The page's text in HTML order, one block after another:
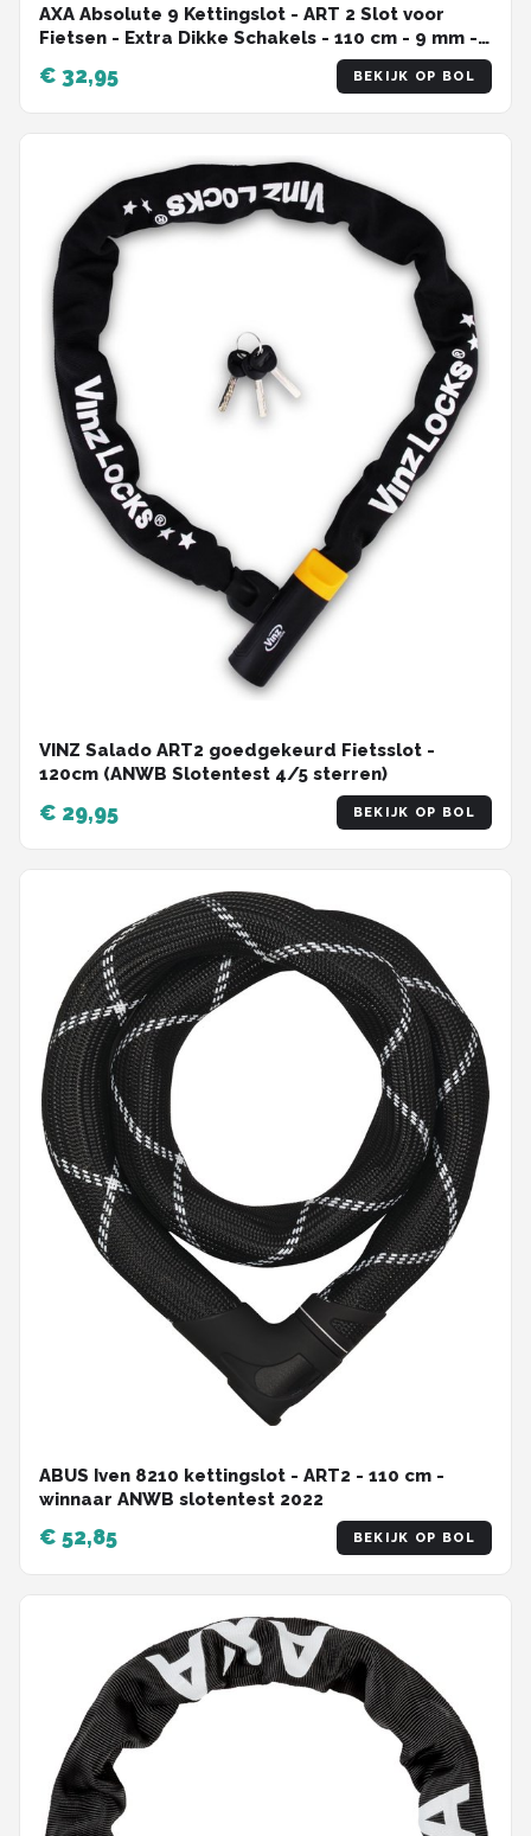
AXA Absolute 9 Kettingslot - ART 2 Slot voor
Fietsen - Extra Dikke Schakels - 110 cm - 9 mm -
€ 32,95 BEKIJK OP BOL
VINZ Salado ART2 goedgekeurd Fietsslot -
120cm (ANWB Slotentest 4/5 sterren)
€ 29,95 BEKIJK OP BOL
ABUS Iven 8210 kettingslot - ART2 - 110 cm -
winnaar ANWB slotentest 2022
€ 52,85 BEKIJK OP BOL